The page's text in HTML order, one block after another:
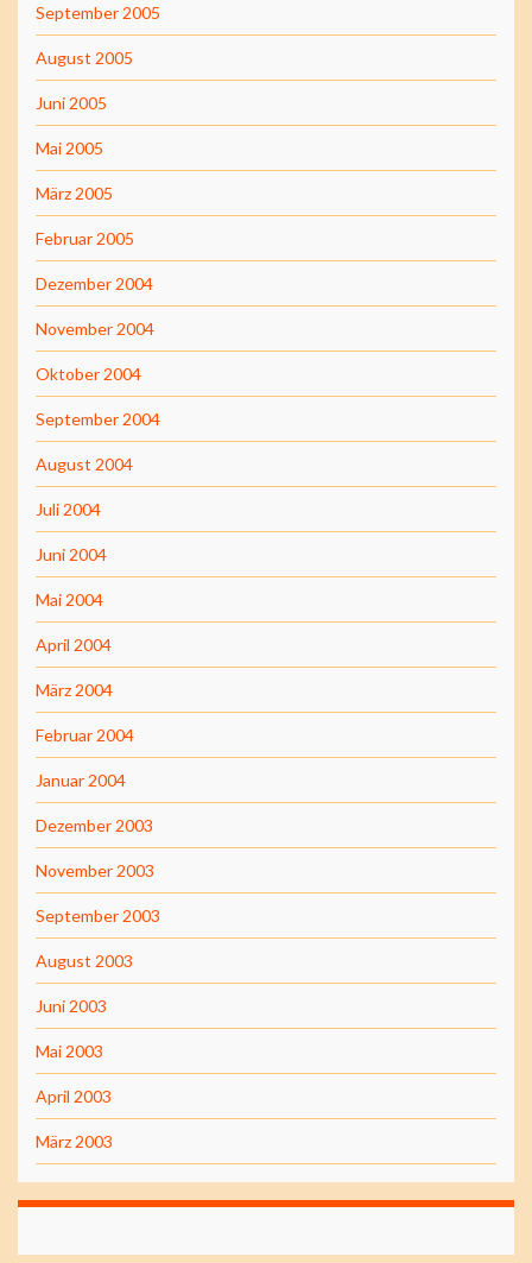
September 2005
August 2005
Juni 2005
Mai 2005
März 2005
Februar 2005
Dezember 2004
November 2004
Oktober 2004
September 2004
August 2004
Juli 2004
Juni 2004
Mai 2004
April 2004
März 2004
Februar 2004
Januar 2004
Dezember 2003
November 2003
September 2003
August 2003
Juni 2003
Mai 2003
April 2003
März 2003